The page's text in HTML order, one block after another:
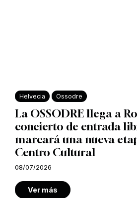
Helvecia Ossodre
La OSSODRE llega a
concierto de entrada
marcará una nueva
Centro Cultural
08/07/2026
Ver más